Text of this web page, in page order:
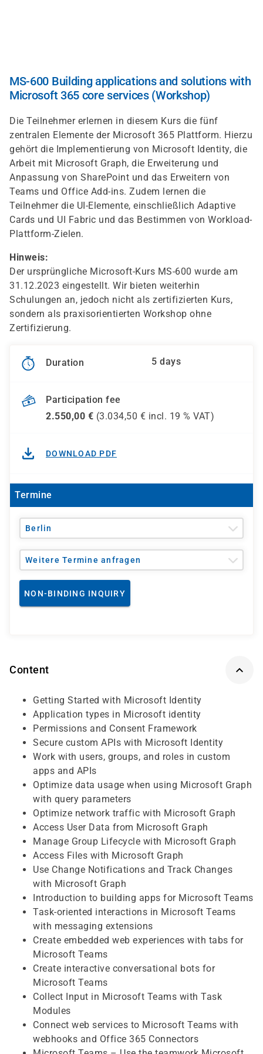
MS-600 Building applications and solutions with
Microsoft 365 core services (Workshop)
Die Teilnehmer erlernen in diesem Kurs die fünf
zentralen Elemente der Microsoft 365 Plattform. Hierzu
gehört die Implementierung von Microsoft Identity, die
Arbeit mit Microsoft Graph, die Erweiterung und
Anpassung von SharePoint und das Erweitern von
Teams und Office Add-ins. Zudem lernen die
Teilnehmer die UI-Elemente, einschließlich Adaptive
Cards und UI Fabric und das Bestimmen von Workload-
Plattform-Zielen.
Hinweis:
Der ursprüngliche Microsoft-Kurs MS-600 wurde am
31.12.2023 eingestellt. Wir bieten weiterhin
Schulungen an, jedoch nicht als zertifizierten Kurs,
sondern als praxisorientierten Workshop ohne
Zertifizierung.
Duration 5 days
Participation fee
2.550,00 € (3.034,50 € incl. 19 % VAT)
DOWNLOAD PDF
Termine
Berlin
Weitere Termine anfragen
NON-BINDING INQUIRY
Content
Getting Started with Microsoft Identity
Application types in Microsoft identity
Permissions and Consent Framework
Secure custom APIs with Microsoft Identity
Work with users, groups, and roles in custom
apps and APIs
Optimize data usage when using Microsoft Graph
with query parameters
Optimize network traffic with Microsoft Graph
Access User Data from Microsoft Graph
Manage Group Lifecycle with Microsoft Graph
Access Files with Microsoft Graph
Use Change Notifications and Track Changes
with Microsoft Graph
Introduction to building apps for Microsoft Teams
Task-oriented interactions in Microsoft Teams
with messaging extensions
Create embedded web experiences with tabs for
Microsoft Teams
Create interactive conversational bots for
Microsoft Teams
Collect Input in Microsoft Teams with Task
Modules
Connect web services to Microsoft Teams with
webhooks and Office 365 Connectors